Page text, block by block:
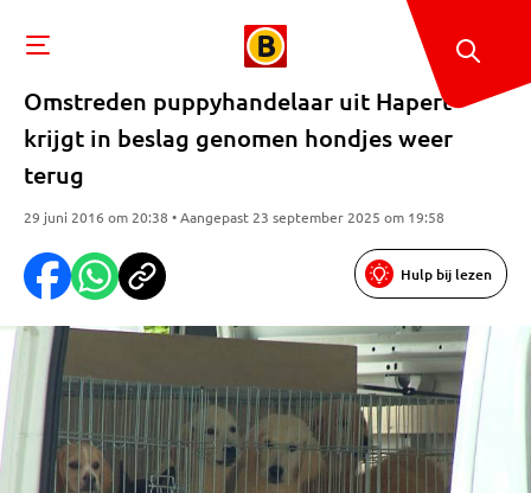
Omstreden puppyhandelaar uit Hapert
krijgt in beslag genomen hondjes weer
terug
29 juni 2016 om 20:38 • Aangepast 23 september 2025 om 19:58
Hulp bij lezen